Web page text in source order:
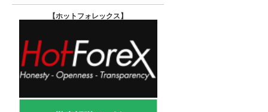
【ホットフォレックス】